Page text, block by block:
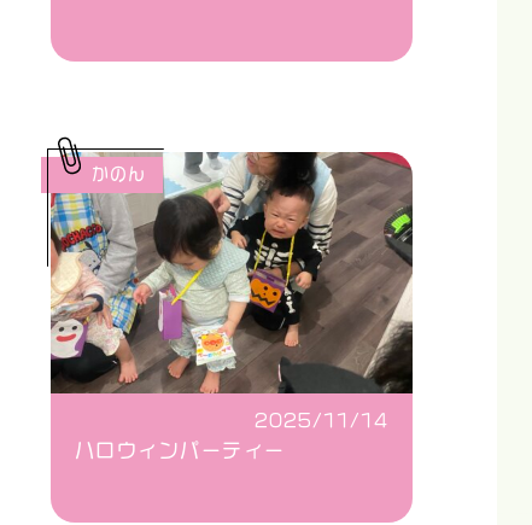
2025/11/14
ハロウィンパーティー
かのん